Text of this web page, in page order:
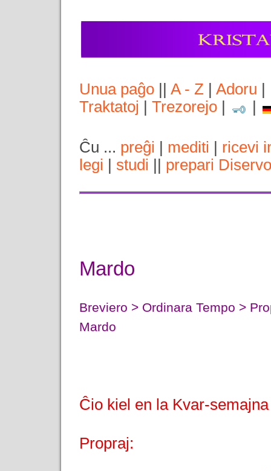
Unua paĝo ||A - Z |Adoru
Traktatoj |Trezorejo
Ĉu ... preĝi mediti
ricevi
legi
studi prepari
Mardo
Breviero > Ordinara Tempo >
Mardo
Ĉio kiel en la Kvar-
Propraj: